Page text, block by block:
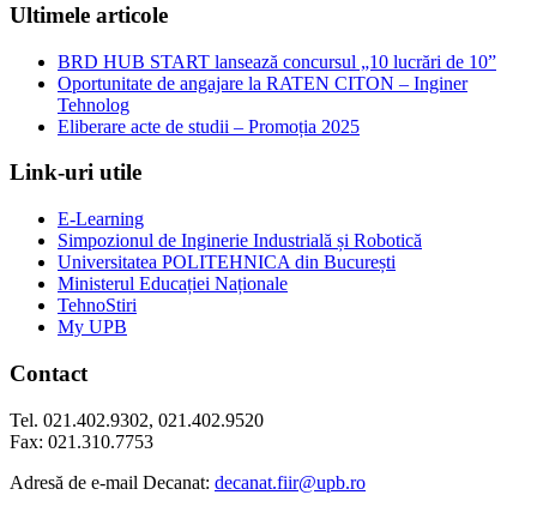
Ultimele articole
BRD HUB START lansează concursul „10 lucrări de 10”
Oportunitate de angajare la RATEN CITON – Inginer
Tehnolog
Eliberare acte de studii – Promoția 2025
Link-uri utile
E-Learning
Simpozionul de Inginerie Industrială și Robotică
Universitatea POLITEHNICA din București
Ministerul Educației Naționale
TehnoStiri
My UPB
Contact
Tel. 021.402.9302, 021.402.9520
Fax: 021.310.7753
Adresă de e-mail Decanat: decanat.fiir@upb.ro